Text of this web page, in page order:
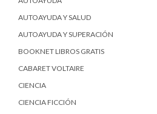
AUTOAYUDA Y SALUD
AUTOAYUDA Y SUPERACIÓN
BOOKNET LIBROS GRATIS
CABARET VOLTAIRE
CIENCIA
CIENCIA FICCIÓN